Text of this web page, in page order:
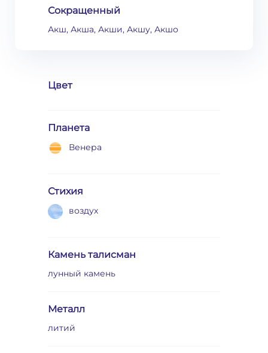
Сокращенный
Акш, Акша, Акши, Акшу, Акшо
Цвет
Планета
Венера
Стихия
воздух
Камень талисман
лунный камень
Металл
литий